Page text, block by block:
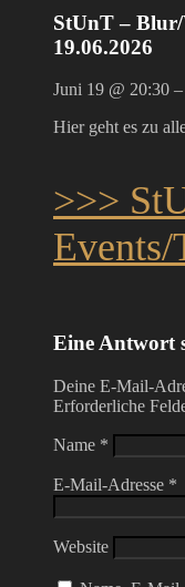
StUnT –
19.06.2026
Juni 19 @ 20:30 –
Hier geht es zu
>>>
Eine Antwort
Deine E-Mail-
Erforderliche
Name *
E-Mail-Adresse *
Website